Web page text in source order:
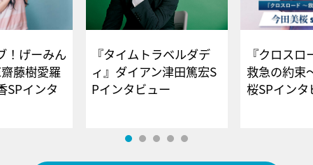
！げーみん
藤樹愛羅
SPインタ
『タイムトラベルダデ
ィ』ダイアン津田篤宏S
Pインタビュー
『クロス
救急の約束
桜SPイ